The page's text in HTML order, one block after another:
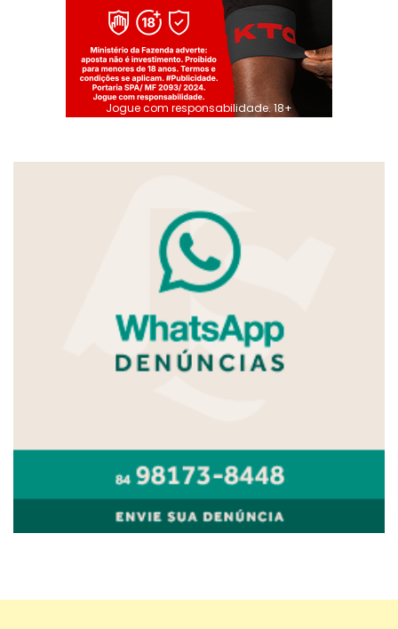
Jogue com responsabilidade. 18+